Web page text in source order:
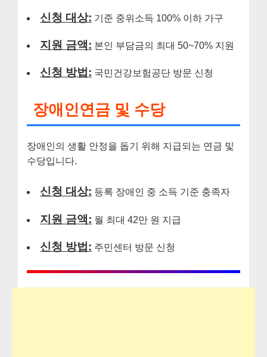
신청 대상: 기준 중위소득 100% 이하 가구
지원 금액: 본인 부담금의 최대 50~70% 지원
신청 방법: 국민건강보험공단 방문 신청
장애인연금 및 수당
장애인의 생활 안정을 돕기 위해 지급되는 연금 및
수당입니다.
신청 대상: 등록 장애인 중 소득 기준 충족자
지원 금액: 월 최대 42만 원 지급
신청 방법: 주민센터 방문 신청